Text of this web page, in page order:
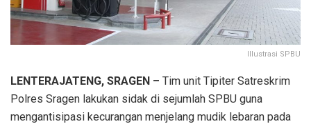
Illustrasi SPBU
LENTERAJATENG, SRAGEN – Tim unit Tipiter Satreskrim
Polres Sragen lakukan sidak di sejumlah SPBU guna
mengantisipasi kecurangan menjelang mudik lebaran pada